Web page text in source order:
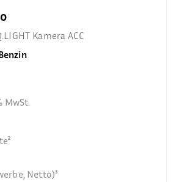
Kamera ACC
MwSt.
Netto)³